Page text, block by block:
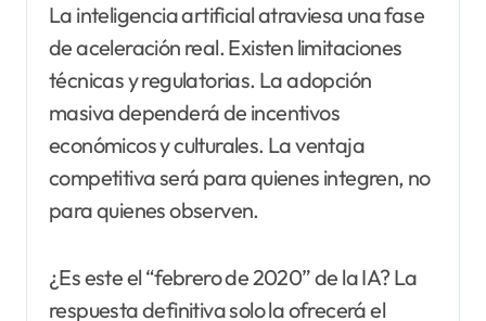
La inteligencia artificial atraviesa una fase
de aceleración real. Existen limitaciones
técnicas y regulatorias. La adopción
masiva dependerá de incentivos
económicos y culturales. La ventaja
competitiva será para quienes integren, no
para quienes observen.
¿Es este el “febrero de 2020” de la IA? La
respuesta definitiva solo la ofrecerá el